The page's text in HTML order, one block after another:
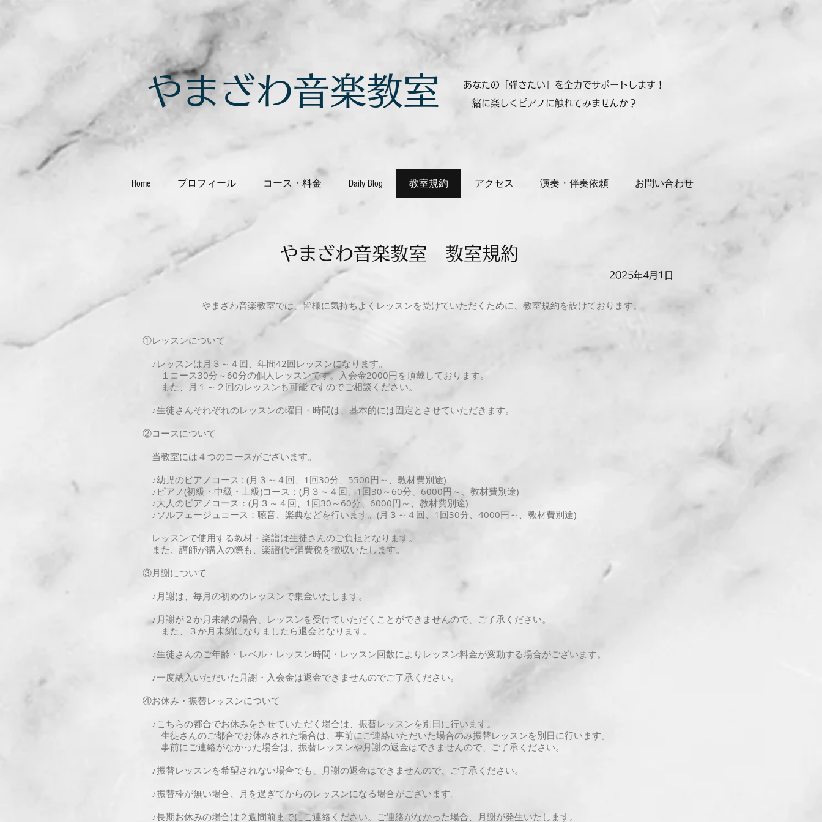
​やまざわ音楽教室
あなたの「弾きたい」を全力でサポートします！
一緒に楽しくピアノに触れてみませんか？
Home プロフィール コース・料金 Daily Blog 教室規約 アクセス 演奏・伴奏依頼 お問い合わせ
​やまざわ音楽教室 教室規約
2025年4月1日
やまざわ音楽教室では、皆様に気持ちよくレッスンを受けていただくために、教室規約を設けております。
①レッスンについて
♪レッスンは月３～４回、年間42回レッスンになります。
１コース30分～60分の個人レッスンです。入会金2000円を頂戴しております。
また、月１～２回のレッスンも可能ですのでご相談ください。
♪生徒さんそれぞれのレッスンの曜日・時間は、基本的には固定とさせていただきます。
②コースについて
当教室には４つのコースがございます。
♪幼児のピアノコース : (月３～４回、1回30分、5500円～、教材費別途)
♪ピアノ(初級・中級・上級)コース：(月３～４回、1回30～60分、6000円～、教材費別途)
♪大人のピアノコース：(月３～４回、1回30～60分、6000円～、教材費別途)
♪ソルフェージュコース：聴音、楽典などを行います。(月３～４回、1回30分、4000円～、教材費別途)
レッスンで使用する教材・楽譜は生徒さんのご負担となります。
また、講師が購入の際も、楽譜代+消費税を徴収いたします。
③月謝について
♪月謝は、毎月の初めのレッスンで集金いたします。
♪月謝が２か月未納の場合、レッスンを受けていただくことができませんので、ご了承ください。
また、３か月未納になりましたら退会となります。
♪生徒さんのご年齢・レベル・レッスン時間・レッスン回数によりレッスン料金が変動する場合がございます。
♪一度納入いただいた月謝・入会金は返金できませんのでご了承ください。
④お休み・振替レッスンについて
♪こちらの都合でお休みをさせていただく場合は、振替レッスンを別日に行います。
生徒さんのご都合でお休みされた場合は、事前にご連絡いただいた場合のみ振替レッスンを別日に行います。
事前にご連絡がなかった場合は、振替レッスンや月謝の返金はできませんので、ご了承ください。
♪振替レッスンを希望されない場合でも、月謝の返金はできませんので、ご了承ください。
♪振替枠が無い場合、月を過ぎてからのレッスンになる場合がございます。
♪長期お休みの場合は２週間前までにご連絡ください。ご連絡がなかった場合、月謝が発生いたします。